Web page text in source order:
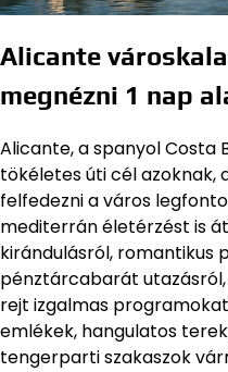
Alicante
megnézni 1 nap
Alicante, a spanyol Costa
tökéletes úti cél azoknak,
felfedezni a város
mediterrán életérzést is
kirándulásról, romantikus
pénztárcabarát
rejt izgalmas
emlékek, hangulatos
tengerparti szakaszok